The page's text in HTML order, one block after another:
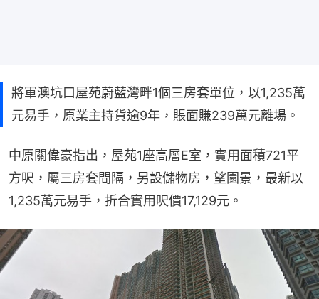
將軍澳坑口屋苑蔚藍灣畔1個三房套單位，以1,235萬
元易手，原業主持貨逾9年，賬面賺239萬元離場。
中原關偉豪指出，屋苑1座高層E室，實用面積721平
方呎，屬三房套間隔，另設儲物房，望園景，最新以
1,235萬元易手，折合實用呎價17,129元。